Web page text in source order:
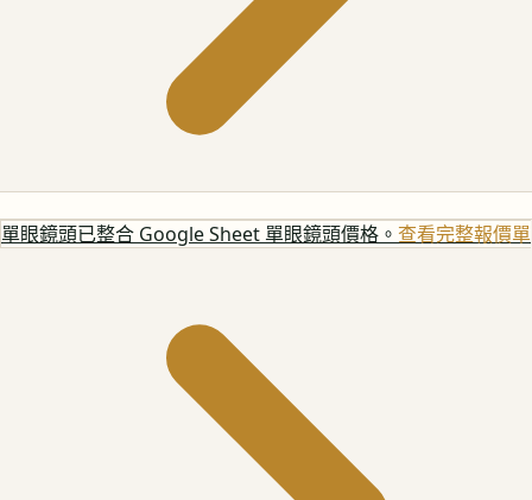
單眼鏡頭已整合 Google Sheet 單眼鏡頭價格。 查看完整報價單